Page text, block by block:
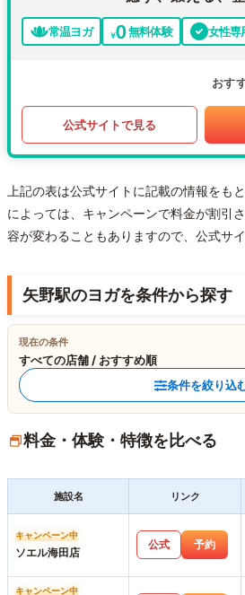
常温ヨガ 無料体験 女性専
おす
公式サイトで見る
上記の表は公式サイトに記載の情報をも
によっては、キャンペーンで料金が割引
容が変わることもありますので、公式サ
矢野駅のヨガを条件から探す
現在の条件
すべての店舗 / おすすめ順
条件を絞り込
料金・体験・特徴を比べる
施設名 リンク
キャンペーン中
ソエル海田店
公式 予約
キャンペーン中